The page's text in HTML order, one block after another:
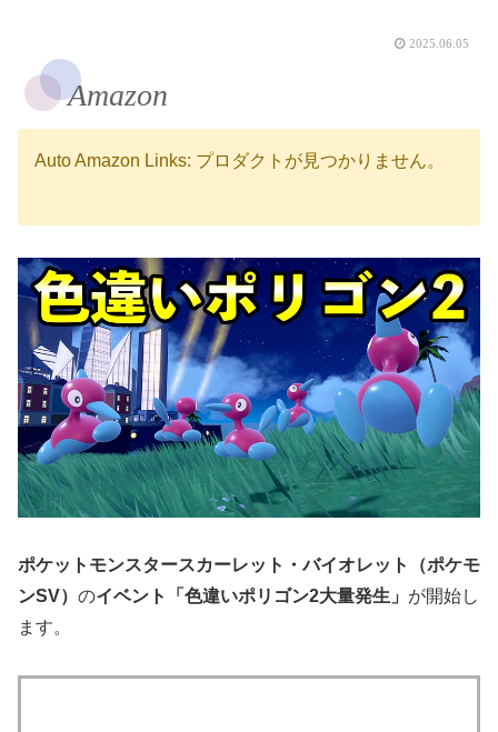
2025.06.05
Amazon
Auto Amazon Links: プロダクトが見つかりません。
ポケットモンスタースカーレット・バイオレット（ポケモ
ンSV） のイベント「色違いポリゴン2大量発生」 が開始し
ます。